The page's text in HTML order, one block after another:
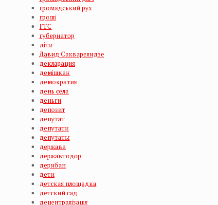
громадський рух
гроші
ГТС
губернатор
діти
Давид Сакварелидзе
декларация
демішкан
демократия
день села
деньги
депозит
депутат
депутати
депутаты
держава
державтодор
дерибан
дети
детская площадка
детский сад
децентралізація